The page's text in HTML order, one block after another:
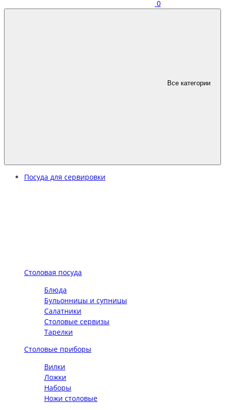
0
Все категории
Посуда для сервировки
Столовая посуда
Блюда
Бульонницы и супницы
Салатники
Столовые сервизы
Тарелки
Столовые приборы
Вилки
Ложки
Наборы
Ножи столовые